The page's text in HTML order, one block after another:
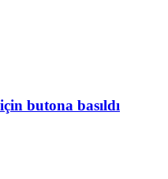
butona basıldı